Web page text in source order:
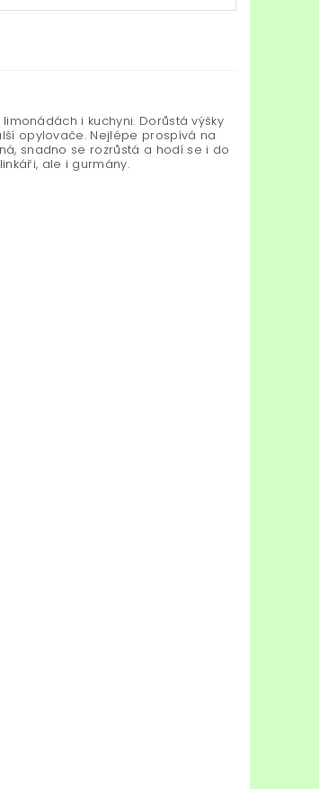
i kuchyni. Dorůstá výšky
opylovače. Nejlépe prospívá na
snadno se rozrůstá a hodí se i do
ale i gurmány.